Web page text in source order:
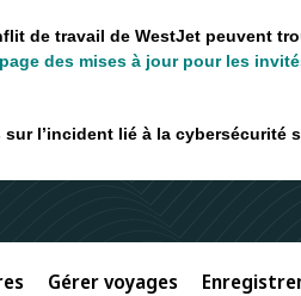
de travail de WestJet peuvent
page des mises à jour pour les
l’incident lié à la cybersécurité
Gérer voyages